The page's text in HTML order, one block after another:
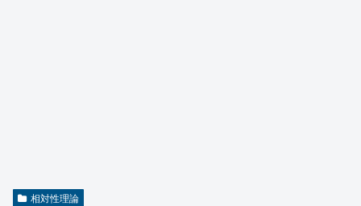
相対性理論